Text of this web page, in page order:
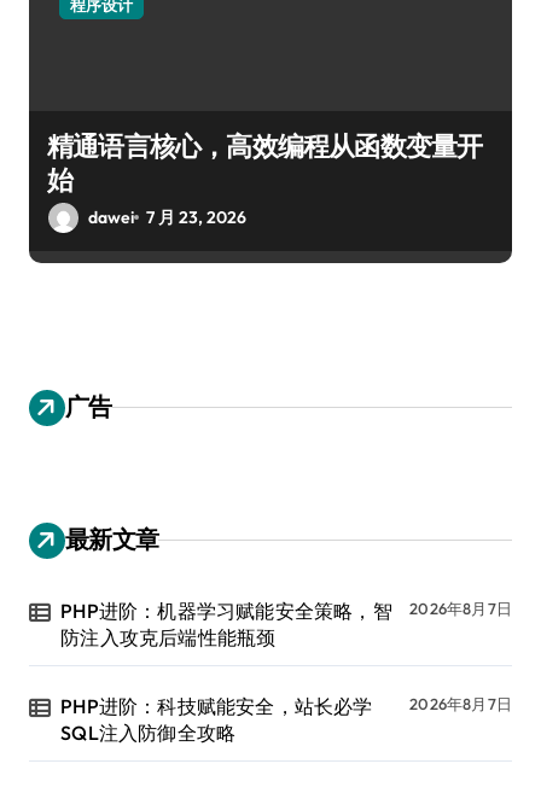
程序设计
精通语言核心，高效编程从函数变量开
始
dawei 7 月 23, 2026
广告
最新文章
PHP进阶：机器学习赋能安全策略，智
防注入攻克后端性能瓶颈
2026年8月7日
PHP进阶：科技赋能安全，站长必学
SQL注入防御全攻略
2026年8月7日